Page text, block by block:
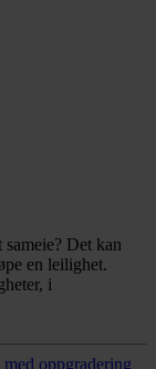
Det kan
en leilighet.
i